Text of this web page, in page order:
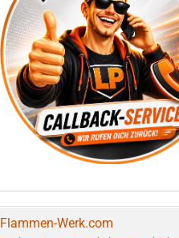
Flammen-Werk.com